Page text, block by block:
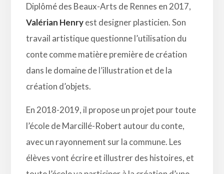
Diplômé des Beaux-Arts de Rennes en 2017,
Valérian Henryest designer plasticien. Son
travail artistique questionne l’utilisation du
conte comme matière première de création
dans le domaine de l’illustration et de la
création d’objets.
En 2018-2019, il propose un projet pour toute
l’école de Marcillé-Robert autour du conte,
avec un rayonnement sur la commune. Les
élèves vont écrire et illustrer des histoires, et